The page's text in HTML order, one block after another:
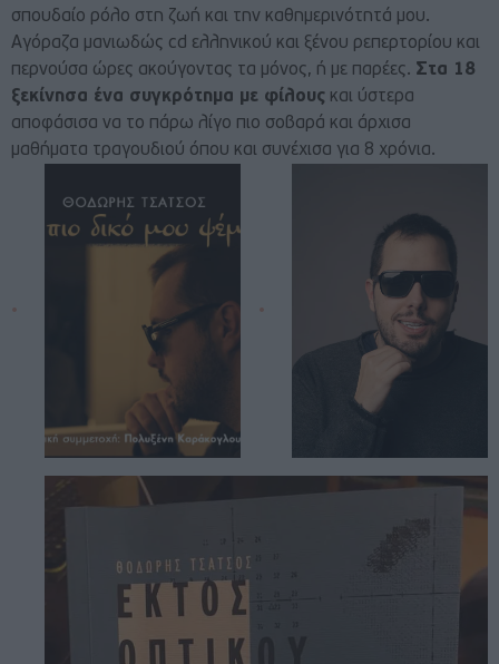
σπουδαίο ρόλο στη ζωή και την καθημερινότητά μου.
Αγόραζα μανιωδώς cd ελληνικού και ξένου ρεπερτορίου και
περνούσα ώρες ακούγοντας τα μόνος, ή με παρέες. Στα 18
ξεκίνησα ένα συγκρότημα με φίλους και ύστερα
αποφάσισα να το πάρω λίγο πιο σοβαρά και άρχισα
μαθήματα τραγουδιού όπου και συνέχισα για 8 χρόνια.